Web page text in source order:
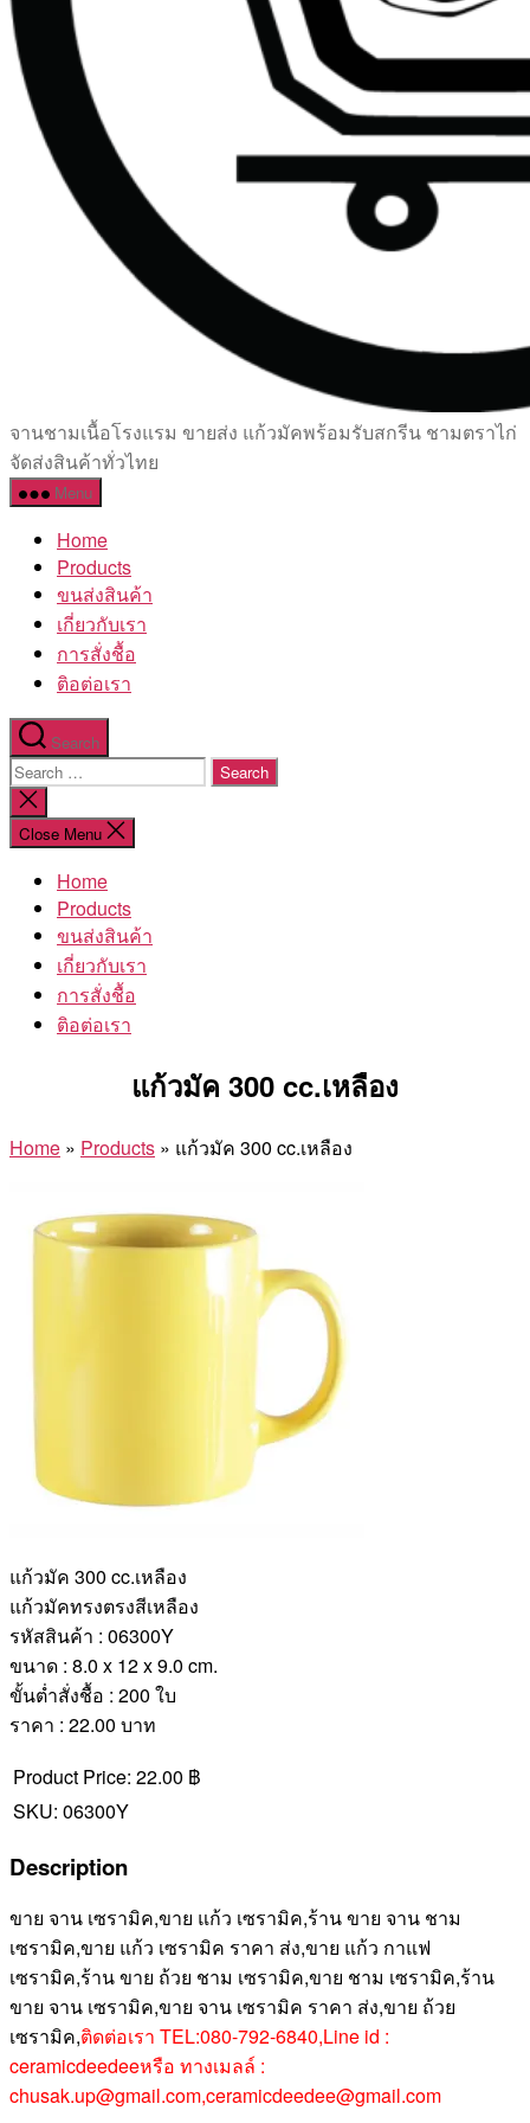
เซรามิค
ครบ
ครัน
โรงงาน
จานชามเนื้อโรงแรม ขายส่ง แก้วมัคพร้อมรับสกรีน ชามตราไก่
จัดส่งสินค้าทั่วไทย
Menu
Home
Products
ขนส่งสินค้า
เกี่ยวกับเรา
การสั่งชื้อ
ติอต่อเรา
Search
Search
for:
Close
search
Close Menu
Home
Products
ขนส่งสินค้า
เกี่ยวกับเรา
การสั่งชื้อ
ติอต่อเรา
แก้วมัค 300 cc.เหลือง
Home » Products » แก้วมัค 300 cc.เหลือง
แก้วมัค 300 cc.เหลือง
แก้วมัคทรงตรงสีเหลือง
รหัสสินค้า : 06300Y
ขนาด : 8.0 x 12 x 9.0 cm.
ขั้นต่ำสั่งชื้อ : 200 ใบ
ราคา : 22.00 บาท
Product Price: 22.00 ฿
SKU: 06300Y
Description
ขาย จาน เซรามิค,ขาย แก้ว เซรามิค,ร้าน ขาย จาน ชาม
เซรามิค,ขาย แก้ว เซรามิค ราคา ส่ง,ขาย แก้ว กาแฟ
เซรามิค,ร้าน ขาย ถ้วย ชาม เซรามิค,ขาย ชาม เซรามิค,ร้าน
ขาย จาน เซรามิค,ขาย จาน เซรามิค ราคา ส่ง,ขาย ถ้วย
เซรามิค,ติดต่อเรา TEL:080-792-6840,Line id :
ceramicdeedeeหรือ ทางเมลล์ :
chusak.up@gmail.com,ceramicdeedee@gmail.com